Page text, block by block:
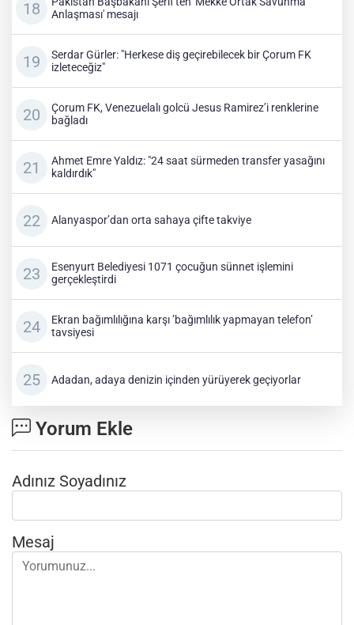
Anlaşması' mesajı
Serdar Gürler: "Herkese diş geçirebilecek bir Çorum FK
izleteceğiz"
Çorum FK, Venezuelalı golcü Jesus Ramirez’i renklerine
bağladı
Ahmet Emre Yaldız: "24 saat sürmeden transfer yasağını
kaldırdık"
Alanyaspor’dan orta sahaya çifte takviye
Esenyurt Belediyesi 1071 çocuğun sünnet işlemini
gerçekleştirdi
Ekran bağımlılığına karşı ’bağımlılık yapmayan telefon’
tavsiyesi
Adadan, adaya denizin içinden yürüyerek geçiyorlar
Yorum Ekle
Adınız Soyadınız
Mesaj